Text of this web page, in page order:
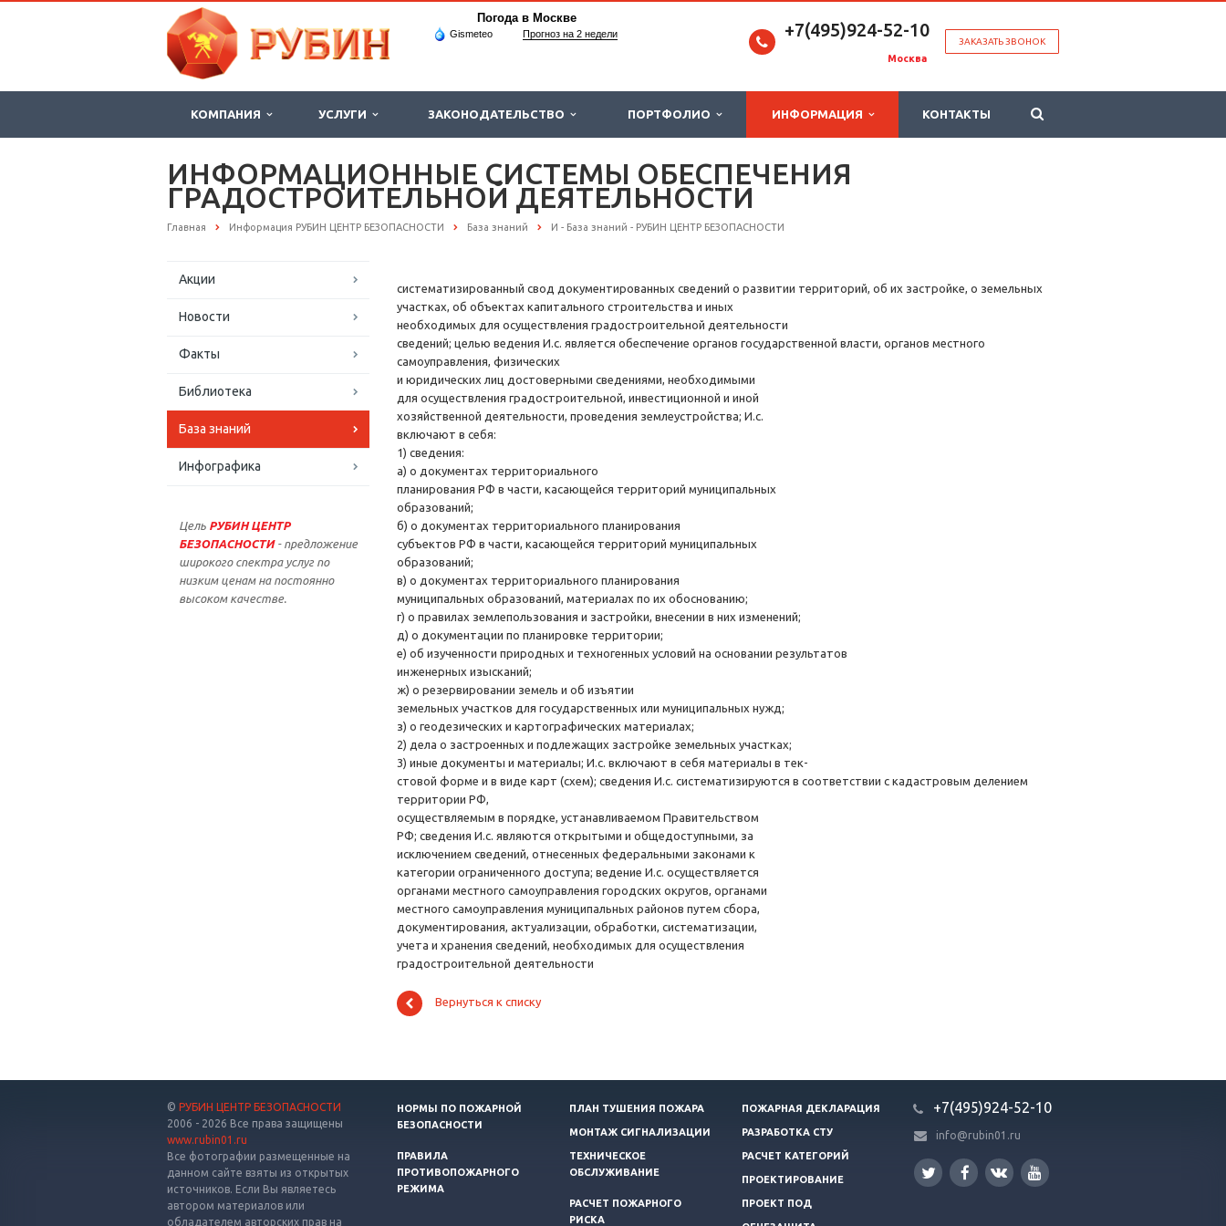
Погода в Москве
Gismeteo Прогноз на 2 недели
ЗАКАЗАТЬ ЗВОНОК
+7(495)924-52-10
Москва
КОМПАНИЯ УСЛУГИ ЗАКОНОДАТЕЛЬСТВО ПОРТФОЛИО ИНФОРМАЦИЯ КОНТАКТЫ
ИНФОРМАЦИОННЫЕ СИСТЕМЫ ОБЕСПЕЧЕНИЯ
ГРАДОСТРОИТЕЛЬНОЙ ДЕЯТЕЛЬНОСТИ
Главная Информация РУБИН ЦЕНТР БЕЗОПАСНОСТИ База знаний И - База знаний - РУБИН ЦЕНТР БЕЗОПАСНОСТИ
Акции
Новости
Факты
Библиотека
База знаний
Инфографика
Цель РУБИН ЦЕНТР
БЕЗОПАСНОСТИ - предложение
широкого спектра услуг по
низким ценам на постоянно
высоком качестве.
систематизированный свод документированных сведений о развитии территорий, об их застройке, о земельных
участках, об объектах капитального строительства и иных
необходимых для осуществления градостроительной деятельности
сведений; целью ведения И.с. является обеспечение органов государственной власти, органов местного
самоуправления, физических
и юридических лиц достоверными сведениями, необходимыми
для осуществления градостроительной, инвестиционной и иной
хозяйственной деятельности, проведения землеустройства; И.с.
включают в себя:
1) сведения:
а) о документах территориального
планирования РФ в части, касающейся территорий муниципальных
образований;
б) о документах территориального планирования
субъектов РФ в части, касающейся территорий муниципальных
образований;
в) о документах территориального планирования
муниципальных образований, материалах по их обоснованию;
г) о правилах землепользования и застройки, внесении в них изменений;
д) о документации по планировке территории;
е) об изученности природных и техногенных условий на основании результатов
инженерных изысканий;
ж) о резервировании земель и об изъятии
земельных участков для государственных или муниципальных нужд;
з) о геодезических и картографических материалах;
2) дела о застроенных и подлежащих застройке земельных участках;
3) иные документы и материалы; И.с. включают в себя материалы в тек-
стовой форме и в виде карт (схем); сведения И.с. систематизируются в соответствии с кадастровым делением
территории РФ,
осуществляемым в порядке, устанавливаемом Правительством
РФ; сведения И.с. являются открытыми и общедоступными, за
исключением сведений, отнесенных федеральными законами к
категории ограниченного доступа; ведение И.с. осуществляется
органами местного самоуправления городских округов, органами
местного самоуправления муниципальных районов путем сбора,
документирования, актуализации, обработки, систематизации,
учета и хранения сведений, необходимых для осуществления
градостроительной деятельности
Вернуться к списку
© РУБИН ЦЕНТР БЕЗОПАСНОСТИ
2006 - 2026 Все права защищены
www.rubin01.ru
Все фотографии размещенные на
данном сайте взяты из открытых
источников. Если Вы являетесь
автором материалов или
обладателем авторских прав на
НОРМЫ ПО ПОЖАРНОЙ
БЕЗОПАСНОСТИ
ПЛАН ТУШЕНИЯ ПОЖАРА ПОЖАРНАЯ ДЕКЛАРАЦИЯ
МОНТАЖ СИГНАЛИЗАЦИИ РАЗРАБОТКА СТУ
ПРАВИЛА
ПРОТИВОПОЖАРНОГО
РЕЖИМА
ТЕХНИЧЕСКОЕ
ОБСЛУЖИВАНИЕ
РАСЧЕТ КАТЕГОРИЙ
ПРОЕКТИРОВАНИЕ
РАСЧЕТ ПОЖАРНОГО
РИСКА
ПРОЕКТ ПОД
+7(495)924-52-10
info@rubin01.ru